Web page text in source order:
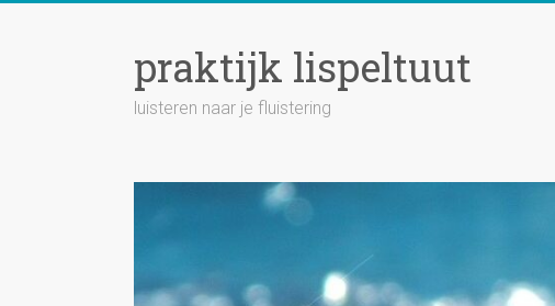
praktijk lispeltuut
luisteren naar je fluistering